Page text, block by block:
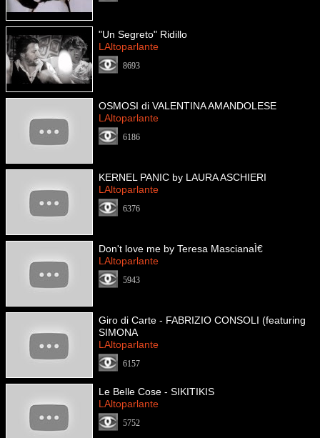
"Un Segreto" Ridillo
LAltoparlante
8693
OSMOSI di VALENTINA AMANDOLESE
LAltoparlante
6186
KERNEL PANIC by LAURA ASCHIERI
LAltoparlante
6376
Don't love me by Teresa MascianaÌ€
LAltoparlante
5943
Giro di Carte - FABRIZIO CONSOLI (featuring
SIMONA
LAltoparlante
6157
Le Belle Cose - SIKITIKIS
LAltoparlante
5752